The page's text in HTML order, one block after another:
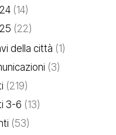
(14)
(22)
della città (1)
(3)
(219)
3-6 (13)
(53)